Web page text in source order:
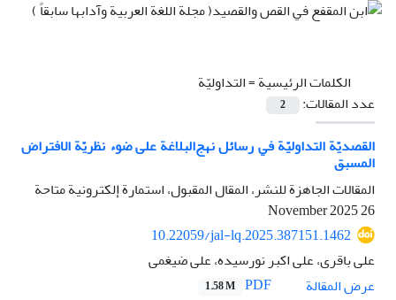
الكلمات الرئيسية =التداوليّة
عدد المقالات:
2
القصديّة التداوليّة في رسائل نهج‌البلاغة على ضوء نظريّة الافتراض
المسبق
المقالات الجاهزة للنشر، المقال المقبول، استمارة إلكترونية متاحة
26 November 2025
10.22059/jal-lq.2025.387151.1462
علی باقری، علی اکبر نورسیده، علی ضیغمی
عرض المقالة
1.58 M